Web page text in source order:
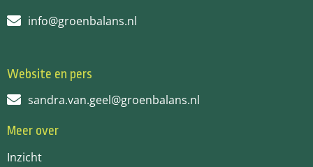
info@groenbalans.nl
Website en pers
sandra.van.geel@groenbalans.nl
Meer over
Inzicht